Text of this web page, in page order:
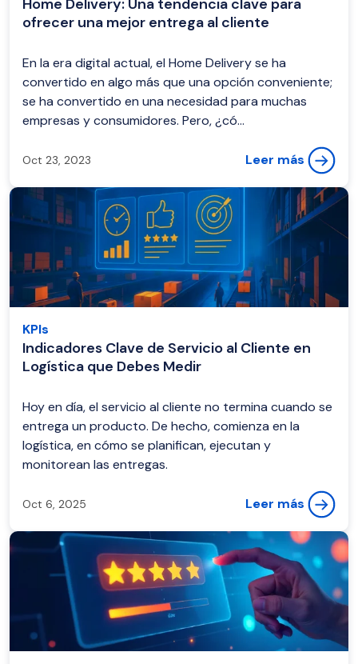
Home Delivery: Una tendencia clave para
ofrecer una mejor entrega al cliente
En la era digital actual, el Home Delivery se ha
convertido en algo más que una opción conveniente;
se ha convertido en una necesidad para muchas
empresas y consumidores. Pero, ¿có...
Oct 23, 2023 Leer más
KPIs
Indicadores Clave de Servicio al Cliente en
Logística que Debes Medir
Hoy en día, el servicio al cliente no termina cuando se
entrega un producto. De hecho, comienza en la
logística, en cómo se planifican, ejecutan y
monitorean las entregas.
Oct 6, 2025 Leer más